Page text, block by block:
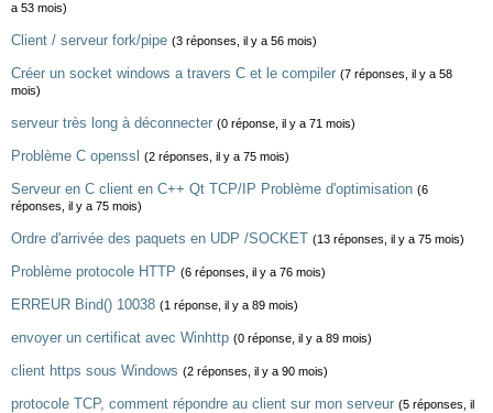
a 53 mois)
Client / serveur fork/pipe (3 réponses, il y a 56 mois)
Créer un socket windows a travers C et le compiler (7 réponses, il y a 58
mois)
serveur très long à déconnecter (0 réponse, il y a 71 mois)
Problème C openssl (2 réponses, il y a 75 mois)
Serveur en C client en C++ Qt TCP/IP Problème d'optimisation (6
réponses, il y a 75 mois)
Ordre d'arrivée des paquets en UDP /SOCKET (13 réponses, il y a 75 mois)
Problème protocole HTTP (6 réponses, il y a 76 mois)
ERREUR Bind() 10038 (1 réponse, il y a 89 mois)
envoyer un certificat avec Winhttp (0 réponse, il y a 89 mois)
client https sous Windows (2 réponses, il y a 90 mois)
protocole TCP, comment répondre au client sur mon serveur (5 réponses, il